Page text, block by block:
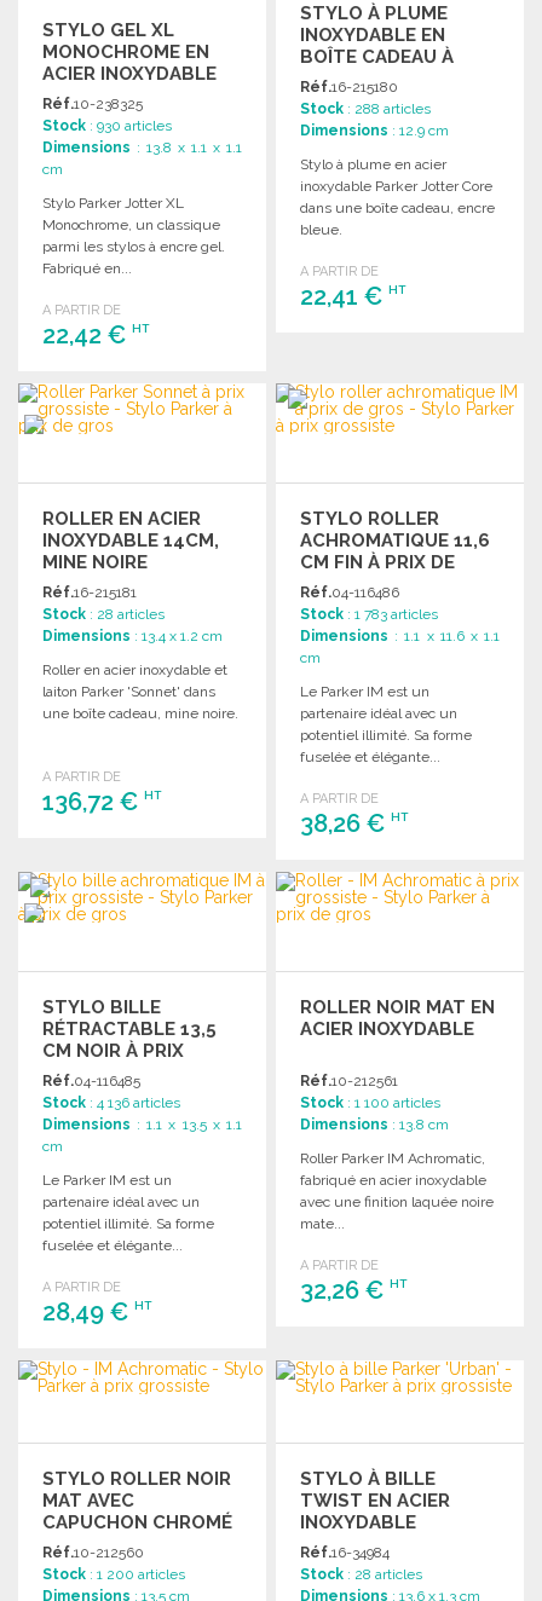
STYLO GEL XL
MONOCHROME EN
ACIER INOXYDABLE
Réf.10-238325
Stock : 930 articles
Dimensions : 13.8 x 1.1 x 1.1
cm
Stylo Parker Jotter XL
Monochrome, un classique
parmi les stylos à encre gel.
Fabriqué en...
A PARTIR DE
22,42 € HT
COMMANDER
Demander un devis
STYLO À PLUME
INOXYDABLE EN
BOÎTE CADEAU À
PRIX DE GROS
Réf.16-215180
Stock : 288 articles
Dimensions : 12.9 cm
Stylo à plume en acier
inoxydable Parker Jotter Core
dans une boîte cadeau, encre
bleue.
A PARTIR DE
22,41 €HT
Demander un devis
ROLLER EN ACIER
INOXYDABLE 14CM,
MINE NOIRE
Réf.16-215181
Stock : 28 articles
Dimensions : 13.4 x 1.2 cm
Roller en acier inoxydable et
laiton Parker 'Sonnet' dans
une boîte cadeau, mine noire.
A PARTIR DE
136,72 € HT
Demander un devis
STYLO ROLLER
ACHROMATIQUE 11,6
CM FIN À PRIX DE
GROS
Réf.04-116486
Stock : 1 783 articles
Dimensions : 1.1 x 11.6 x 1.1
cm
Le Parker IM est un
partenaire idéal avec un
potentiel illimité. Sa forme
fuselée et élégante...
A PARTIR DE
38,26 €HT
COMMANDER
Demander un devis
STYLO BILLE
RÉTRACTABLE 13,5
CM NOIR À PRIX
GROSSISTE
Réf.04-116485
Stock : 4 136 articles
Dimensions : 1.1 x 13.5 x 1.1
cm
Le Parker IM est un
partenaire idéal avec un
potentiel illimité. Sa forme
fuselée et élégante...
A PARTIR DE
28,49 € HT
COMMANDER
Demander un devis
ROLLER NOIR MAT EN
ACIER INOXYDABLE
Réf.10-212561
Stock : 1 100 articles
Dimensions : 13.8 cm
Roller Parker IM Achromatic,
fabriqué en acier inoxydable
avec une finition laquée noire
mate...
A PARTIR DE
32,26 €HT
Demander un devis
STYLO ROLLER NOIR
MAT AVEC
CAPUCHON CHROMÉ
Réf.10-212560
Stock : 1 200 articles
Dimensions : 13.5 cm
STYLO À BILLE
TWIST EN ACIER
INOXYDABLE
Réf.16-34984
Stock : 28 articles
Dimensions : 13.6 x 1.3 cm